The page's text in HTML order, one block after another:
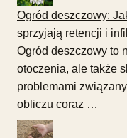
Ogród deszczowy:
sprzyjają retencji i
Ogród deszczowy to
otoczenia, ale także
problemami
obliczu coraz …